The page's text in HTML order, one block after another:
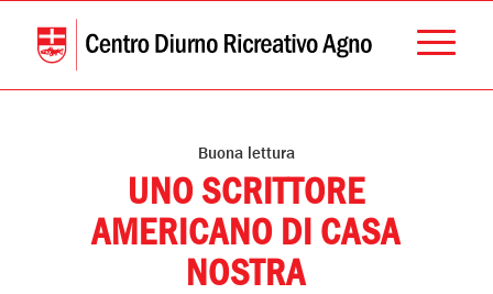
Buona lettura
UNO SCRITTORE
AMERICANO DI CASA
NOSTRA